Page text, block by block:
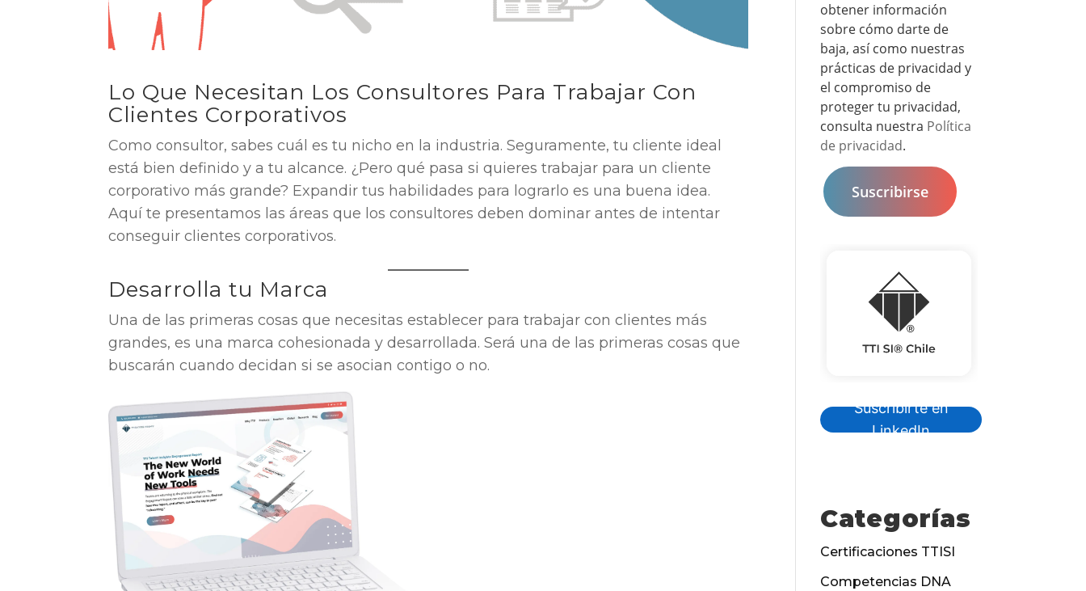
Lo Que Necesitan Los Consultores Para Trabajar Con
Clientes Corporativos
Como consultor, sabes cuál es tu nicho en la industria. Seguramente, tu cliente ideal
está bien definido y a tu alcance. ¿Pero qué pasa si quieres trabajar para un cliente
corporativo más grande? Expandir tus habilidades para lograrlo es una buena idea.
Aquí te presentamos las áreas que los consultores deben dominar antes de intentar
conseguir clientes corporativos.
Desarrolla tu Marca
Una de las primeras cosas que necesitas establecer para trabajar con clientes más
grandes, es una marca cohesionada y desarrollada. Será una de las primeras cosas que
buscarán cuando decidan si se asocian contigo o no.
obtener información
sobre cómo darte de
baja, así como nuestras
prácticas de privacidad y
el compromiso de
proteger tu privacidad,
consulta nuestra Política
de privacidad.
Suscribirte en
LinkedIn
Categorías
Certificaciones TTISI
Competencias DNA